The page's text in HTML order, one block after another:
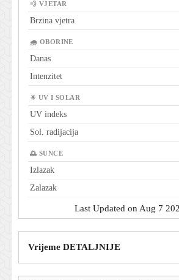
💨 VJETAR
Brzina vjetra
🌧 OBORINE
Danas
Intenzitet
☀ UV I SOLAR
UV indeks
Sol. radijacija
🌅 SUNCE
Izlazak
Zalazak
Last Updated on Aug 7
Vrijeme DETALJNIJE